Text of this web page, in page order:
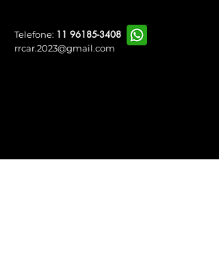
Telefone: 11 96185-3408
rrcar.2023@gmail.com